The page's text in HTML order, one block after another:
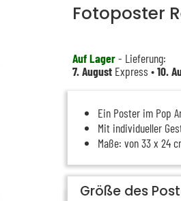
Fotoposter
Auf Lager- Lieferung:
7. AugustExpress •10.
Ein Poster im Pop
Mit individueller
Maße: von 33 x 24
Größe des